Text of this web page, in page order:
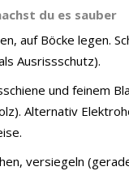
du es sauber
auf Böcke legen.
Ausrissschutz).
und feinem
Alternativ
versiegeln